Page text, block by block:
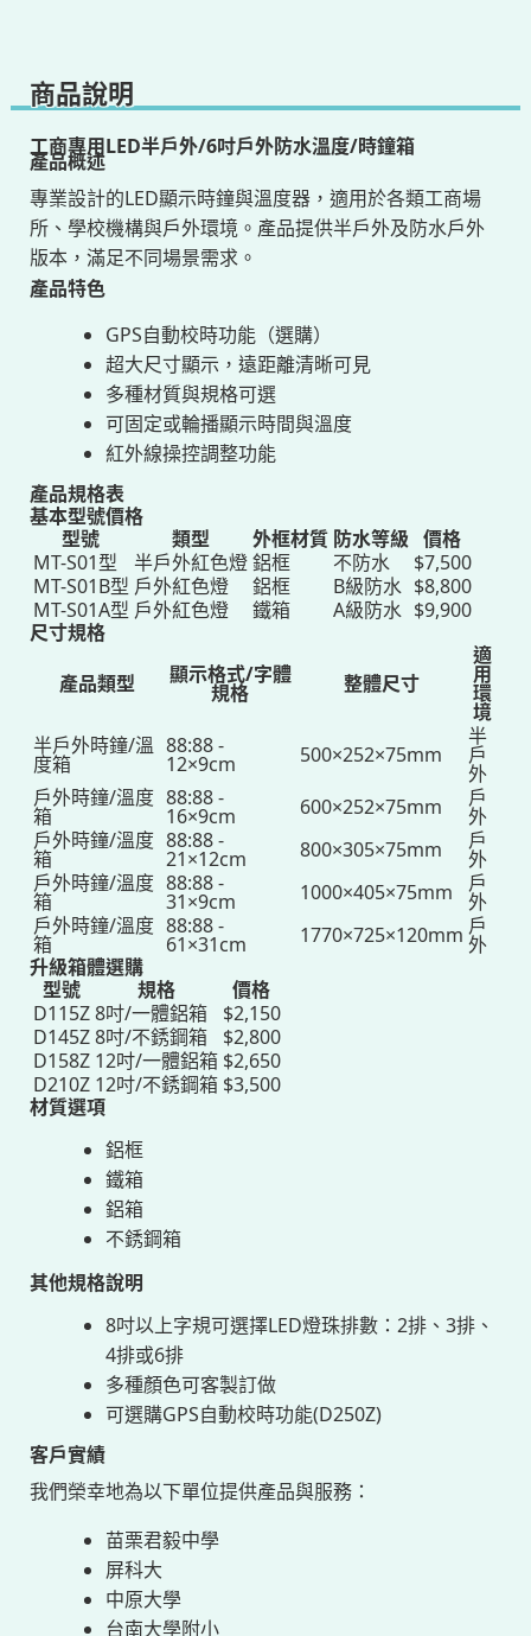
商品說明
工商專用LED半戶外/6吋戶外防水溫度/時鐘箱
產品概述
專業設計的LED顯示時鐘與溫度器，適用於各類工商場
所、學校機構與戶外環境。產品提供半戶外及防水戶外
版本，滿足不同場景需求。
產品特色
GPS自動校時功能（選購）
超大尺寸顯示，遠距離清晰可見
多種材質與規格可選
可固定或輪播顯示時間與溫度
紅外線操控調整功能
產品規格表
基本型號價格
型號
類型 外框材質 防水等級
價格
MT-S01型
半戶外紅色燈鋁框 不防水
$7,500
MT-S01B型 戶外紅色燈 鋁框 B級防水 $8,800
MT-S01A型 戶外紅色燈 鐵箱 A級防水 $9,900
尺寸規格
產品類型
顯示格式/字體
規格 整體尺寸
適
用
環
境
半戶外時鐘/溫
度箱
88:88 -
12×9cm 500×252×75mm
半
戶
外
戶外時鐘/溫度
箱
88:88 -
16×9cm 600×252×75mm 戶
外
戶外時鐘/溫度
箱
88:88 -
21×12cm 800×305×75mm 戶
外
戶外時鐘/溫度
箱
88:88 -
31×9cm 1000×405×75mm 戶
外
戶外時鐘/溫度
箱
88:88 -
61×31cm 1770×725×120mm 戶
外
升級箱體選購
型號
規格
價格
D115Z8吋/一體鋁箱
$2,150
D145Z8吋/不銹鋼箱
$2,800
D158Z 12吋/一體鋁箱 $2,650
D210Z 12吋/不銹鋼箱 $3,500
材質選項
鋁框
鐵箱
鋁箱
不銹鋼箱
其他規格說明
8吋以上字規可選擇LED燈珠排數：2排、3排、
4排或6排
多種顏色可客製訂做
可選購GPS自動校時功能(D250Z)
客戶實績
我們榮幸地為以下單位提供產品與服務：
苗栗君毅中學
屏科大
中原大學
台南大學附小